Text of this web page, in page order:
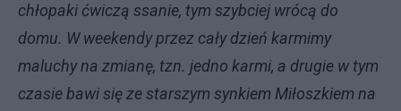
chłopaki ćwiczą ssanie, tym szybciej wrócą do
domu. W weekendy przez cały dzień karmimy
maluchy na zmianę, tzn. jedno karmi, a drugie w tym
czasie bawi się ze starszym synkiem Miłoszkiem na